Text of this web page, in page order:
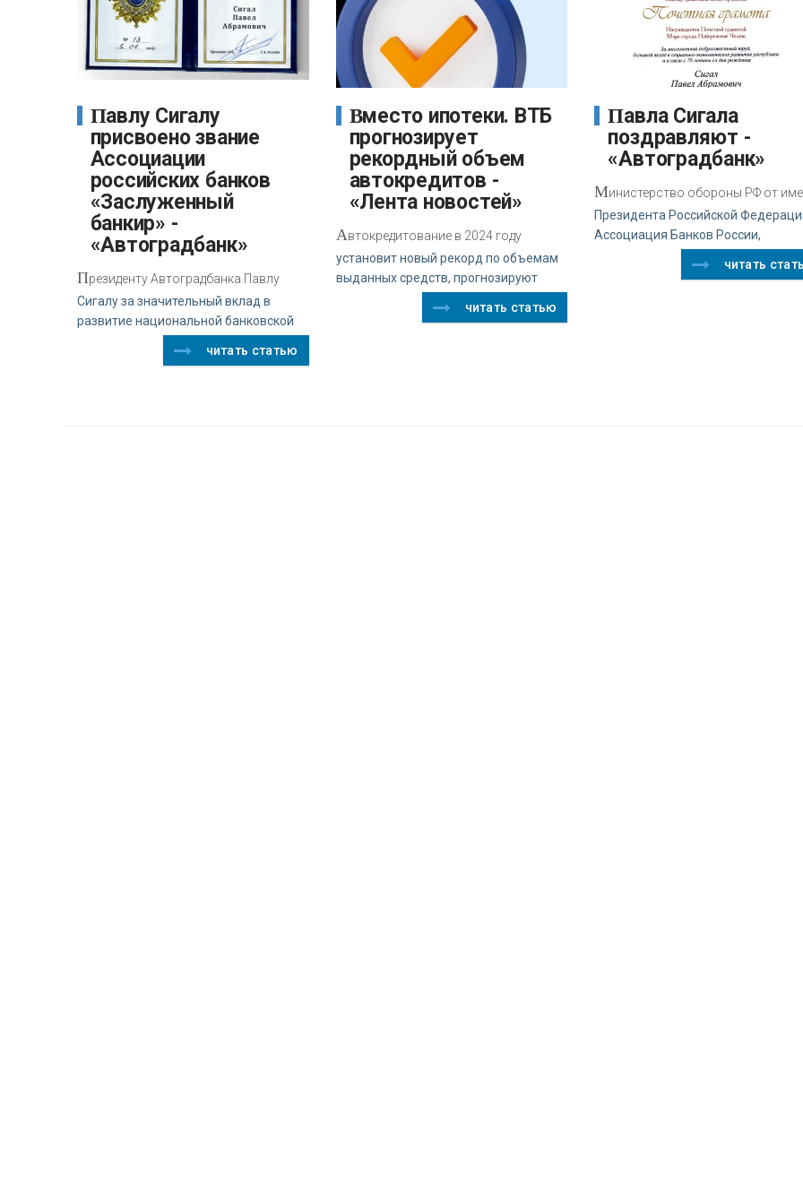
Павлу Сигалу
присвоено звание
Ассоциации
российских банков
«Заслуженный
банкир» -
«Автоградбанк»
Президенту Автоградбанка Павлу
Сигалу за значительный вклад в
развитие национальной банковской
читать статью
Вместо ипотеки. ВТБ
прогнозирует
рекордный объем
автокредитов -
«Лента новостей»
Автокредитование в 2024 году
установит новый рекорд по объемам
выданных средств, прогнозируют
читать статью
Павла Сигала
поздравляют -
«Автоградбанк»
Министерство обороны РФ от
Президента Российской
Ассоциация Банков России,
читать